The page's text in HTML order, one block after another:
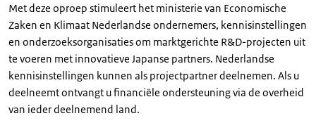
Met deze oproep stimuleert het ministerie van Economische
Zaken en Klimaat Nederlandse ondernemers, kennisinstellingen
en onderzoeksorganisaties om marktgerichte R&D-projecten uit
te voeren met innovatieve Japanse partners. Nederlandse
kennisinstellingen kunnen als projectpartner deelnemen. Als u
deelneemt ontvangt u financiële ondersteuning via de overheid
van ieder deelnemend land.